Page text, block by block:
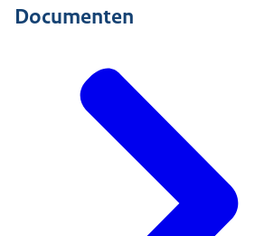
Documenten